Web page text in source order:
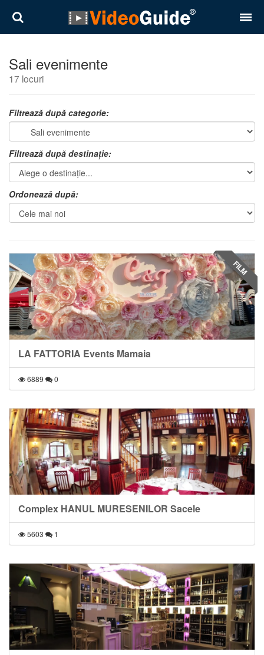
Sali evenimente
17 locuri
Filtrează după categorie:
Filtrează după destinație:
Ordonează după:
LA FATTORIA Events Mamaia
6889 0
FILM
Complex HANUL MURESENILOR Sacele
5603 1
Despre noi